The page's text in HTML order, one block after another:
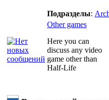
Подразделы:
Other games
Here you can
discuss any video
game other than
Half-Life